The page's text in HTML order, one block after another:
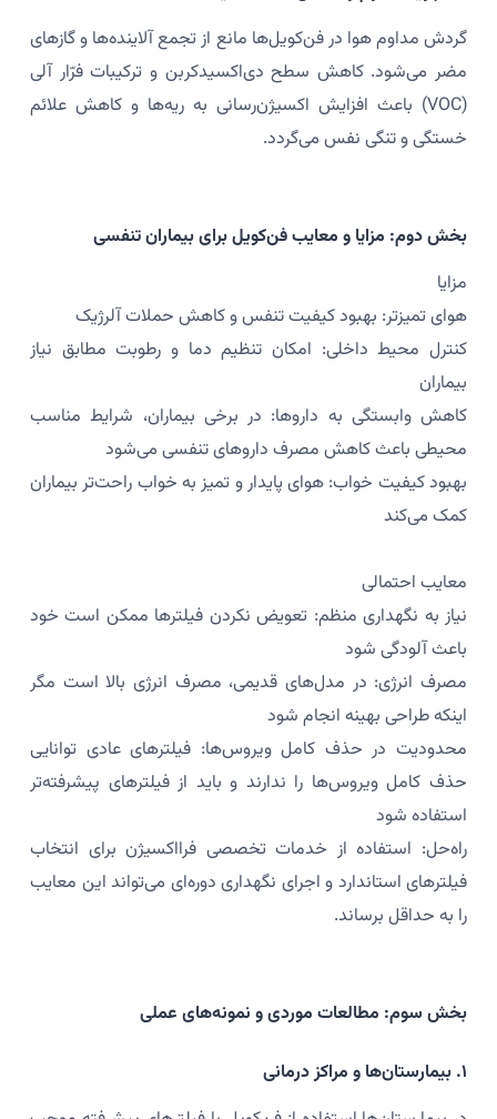
گردش مداوم هوا در فن‌کویل‌ها مانع از تجمع آلاینده‌ها و گازهای
مضر می‌شود. کاهش سطح دی‌اکسیدکربن و ترکیبات فرّار آلی
(VOC) باعث افزایش اکسیژن‌رسانی به ریه‌ها و کاهش علائم
خستگی و تنگی نفس می‌گردد.
بخش دوم: مزایا و معایب فن‌کویل برای بیماران تنفسی
مزایا
هوای تمیزتر: بهبود کیفیت تنفس و کاهش حملات آلرژیک
کنترل محیط داخلی: امکان تنظیم دما و رطوبت مطابق نیاز
بیماران
کاهش وابستگی به داروها: در برخی بیماران، شرایط مناسب
محیطی باعث کاهش مصرف داروهای تنفسی می‌شود
بهبود کیفیت خواب: هوای پایدار و تمیز به خواب راحت‌تر بیماران
کمک می‌کند
معایب احتمالی
نیاز به نگهداری منظم: تعویض نکردن فیلترها ممکن است خود
باعث آلودگی شود
مصرف انرژی: در مدل‌های قدیمی، مصرف انرژی بالا است مگر
اینکه طراحی بهینه انجام شود
محدودیت در حذف کامل ویروس‌ها: فیلترهای عادی توانایی
حذف کامل ویروس‌ها را ندارند و باید از فیلترهای پیشرفته‌تر
استفاده شود
راه‌حل: استفاده از خدمات تخصصی فرااکسیژن برای انتخاب
فیلترهای استاندارد و اجرای نگهداری دوره‌ای می‌تواند این معایب
را به حداقل برساند.
بخش سوم: مطالعات موردی و نمونه‌های عملی
۱. بیمارستان‌ها و مراکز درمانی